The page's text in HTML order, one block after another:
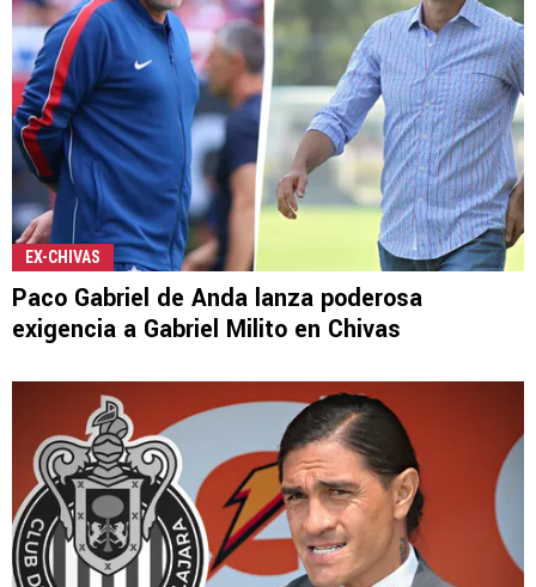
EX-CHIVAS
Paco Gabriel de Anda lanza poderosa
exigencia a Gabriel Milito en Chivas